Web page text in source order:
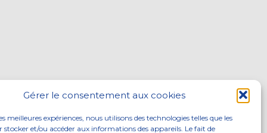
Gérer le consentement aux cookies
meilleures expériences, nous utilisons des technologies telles que les
stocker et/ou accéder aux informations des appareils. Le fait de